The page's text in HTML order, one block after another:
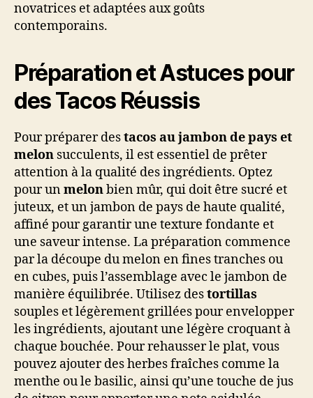
novatrices et adaptées aux goûts
contemporains.
Préparation et Astuces pour
des Tacos Réussis
Pour préparer destacos au jambon de pays et
melon succulents, il est essentiel de prêter
attention à la qualité des ingrédients. Optez
pour unmelonbien mûr, qui doit être sucré et
juteux, et un jambon de pays de haute qualité,
affiné pour garantir une texture fondante et
une saveur intense. La préparation commence
par la découpe du melon en fines tranches ou
en cubes, puis l’assemblage avec le jambon de
manière équilibrée. Utilisez destortillas
souples et légèrement grillées pour envelopper
les ingrédients, ajoutant une légère croquant à
chaque bouchée. Pour rehausser le plat, vous
pouvez ajouter des herbes fraîches comme la
menthe ou le basilic, ainsi qu’une touche de jus